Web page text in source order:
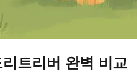
트리버 완벽 비교